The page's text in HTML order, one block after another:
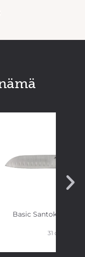
Basic Santoku veitsi
31 cm